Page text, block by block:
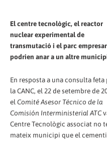
El centre tecnològic, el reactor
nuclear experimental de
transmutació i el parc
podrien anar a un altre
En resposta a una consulta feta
la CANC, el 22 de setembre de
el Comité Asesor Técnico de la
Comisión Interministerial ATC
Centre Tecnològic associat no
mateix municipi que el